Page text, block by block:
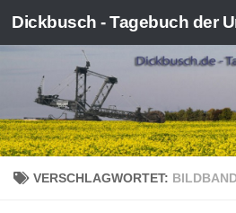
Zum Inhalt springen
VERSCHLAGWORTET: